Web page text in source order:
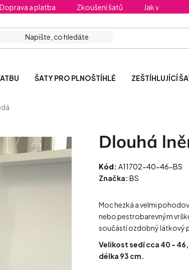
Doprava a platba Zkoušení šatů Jak vybrat
ŠATY PRO PLNOŠTÍHLÉ ZEŠTÍHLUJÍCÍ
Dlouhá
Kód: A11702-40-46-BS
Značka: BS
Moc hezká a velmi
nebo pestrobarevným
součástí ozdobný látkový
Velikost sedí cca 40 -
délka 93 cm.